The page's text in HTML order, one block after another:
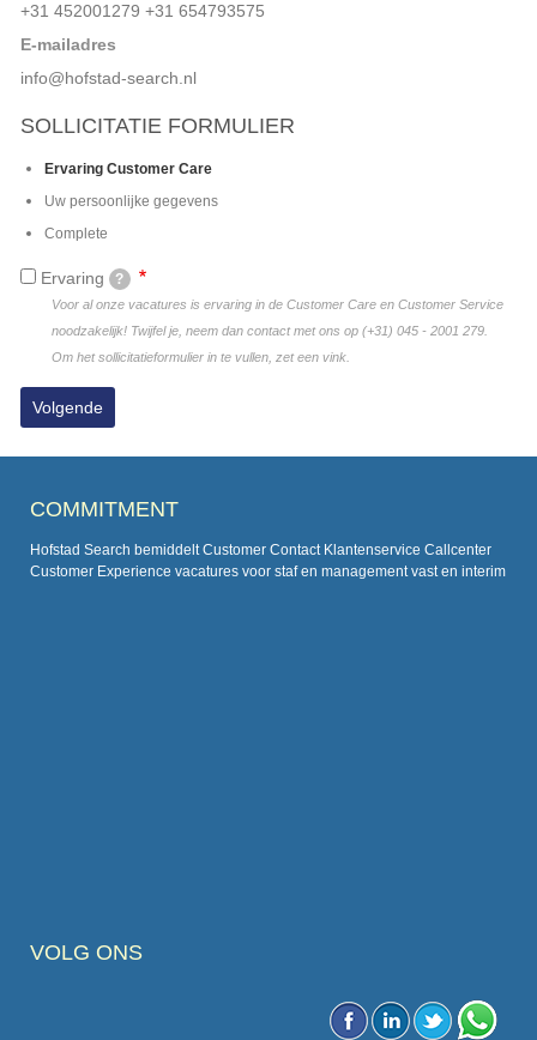
+31 452001279 +31 654793575
E-mailadres
info@hofstad-search.nl
SOLLICITATIE FORMULIER
Huidige
Ervaring Customer Care
Uw persoonlijke gegevens
Complete
Ervaring ?
Voor al onze vacatures is ervaring in de Customer Care en Customer Service
noodzakelijk! Twijfel je, neem dan contact met ons op (+31) 045 - 2001 279.
Om het sollicitatieformulier in te vullen, zet een vink.
COMMITMENT
Hofstad Search bemiddelt Customer Contact Klantenservice Callcenter
Customer Experience vacatures voor staf en management vast en interim
VOLG ONS